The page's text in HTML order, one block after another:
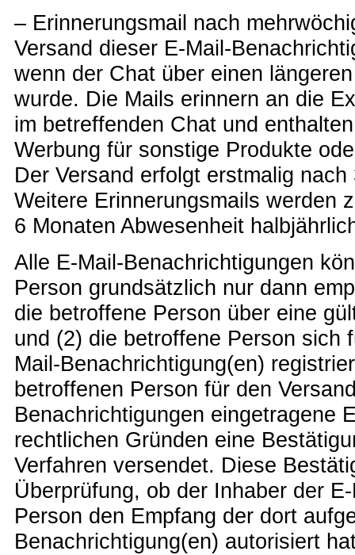
– Erinnerungsmail nach
Versand dieser E-Mail-
wenn der Chat über einen
wurde. Die Mails erinnern an die
im betreffenden Chat und
Werbung für sonstige Produkte
Der Versand erfolgt erstmalig
Weitere Erinnerungsmails werden
6 Monaten Abwesenheit
Alle E-Mail-Benachrichtigungen
Person grundsätzlich nur dann
die betroffene Person über eine
und (2) die betroffene Person sich
Mail-Benachrichtigung(en)
betroffenen Person für den
Benachrichtigungen eingetragene
rechtlichen Gründen eine
Verfahren versendet. Diese
Überprüfung, ob der Inhaber der
Person den Empfang der dort
Benachrichtigung(en) autorisiert